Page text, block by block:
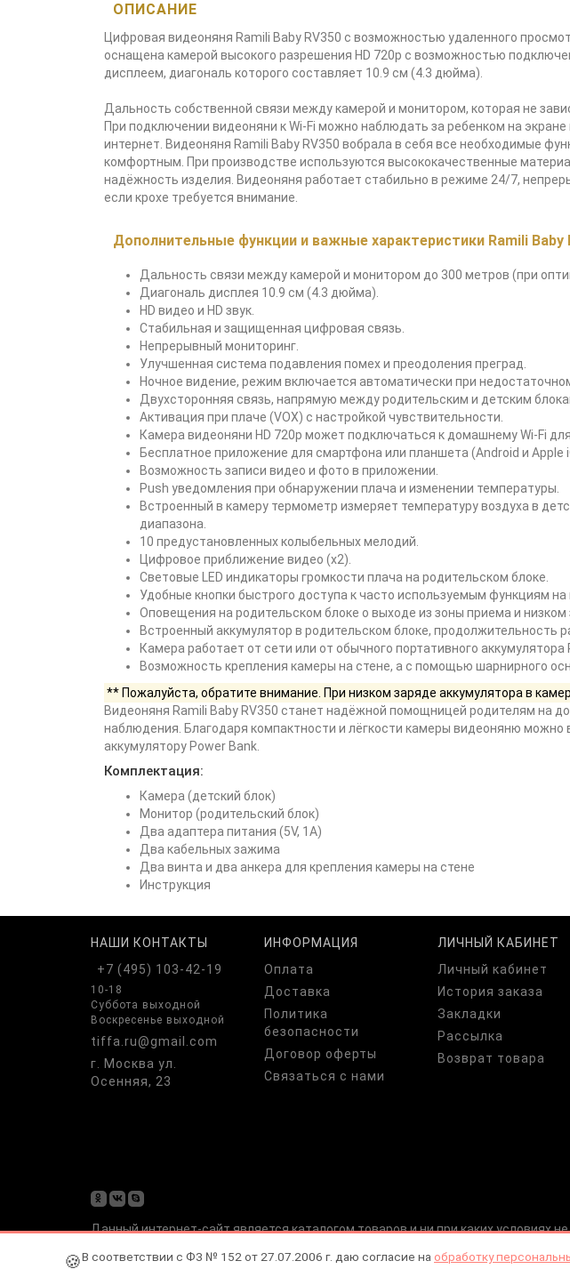
ОПИСАНИЕ
Цифровая видеоняня Ramili Baby RV350 с возможностью удаленного
оснащена камерой высокого разрешения HD 720p с возможностью
дисплеем, диагональ которого составляет 10.9 см (4.3 дюйма).
Дальность собственной связи между камерой и монитором, которая не
При подключении видеоняни к Wi-Fi можно наблюдать за ребенком на
интернет. Видеоняня Ramili Baby RV350 вобрала в себя все необходимые
комфортным. При производстве используются высококачественные
надёжность изделия. Видеоняня работает стабильно в режиме 24/7,
если крохе требуется внимание.
Дополнительные функции и важные характеристики Ramili Baby
Дальность связи между камерой и монитором до 300 метров (при
Диагональ дисплея 10.9 см (4.3 дюйма).
HD видео и HD звук.
Стабильная и защищенная цифровая связь.
Непрерывный мониторинг.
Улучшенная система подавления помех и преодоления преград.
Ночное видение, режим включается автоматически при
Двухсторонняя связь, напрямую между родительским и детским
Активация при плаче (VOX) с настройкой чувствительности.
Камера видеоняни HD 720р может подключаться к домашнему Wi-Fi
Бесплатное приложение для смартфона или планшета (Android и Apple
Возможность записи видео и фото в приложении.
Push уведомления при обнаружении плача и изменении температуры.
Встроенный в камеру термометр измеряет температуру воздуха в
диапазона.
10 предустановленных колыбельных мелодий.
Цифровое приближение видео (x2).
Световые LED индикаторы громкости плача на родительском блоке.
Удобные кнопки быстрого доступа к часто используемым функциям на
Оповещения на родительском блоке о выходе из зоны приема и низком
Встроенный аккумулятор в родительском блоке, продолжительность
Камера работает от сети или от обычного портативного аккумулятора
Возможность крепления камеры на стене, а с помощью шарнирного
** Пожалуйста, обратите внимание. При низком заряде аккумулятора в
Видеоняня Ramili Baby RV350 станет надёжной помощницей родителям на
наблюдения. Благодаря компактности и лёгкости камеры видеоняню можно
аккумулятору Power Bank.
Комплектация:
Камера (детский блок)
Монитор (родительский блок)
Два адаптера питания (5V, 1A)
Два кабельных зажима
Два винта и два анкера для крепления камеры на стене
Инструкция
НАШИ КОНТАКТЫ
+7 (495) 103-42-19
10-18
Суббота выходной
Воскресенье выходной
tiffa.ru@gmail.com
г. Москва ул.
Осенняя, 23
ИНФОРМАЦИЯ
Оплата
Доставка
Политика
безопасности
Договор оферты
Связаться с нами
ЛИЧНЫЙ КАБИНЕТ
Личный кабинет
История заказа
Закладки
Рассылка
Возврат товара
odnoklassniki
vk skype
Данный интернет-сайт является каталогом товаров и ни при каких
получения подробной информации о наличии и стоимости указанных
🍪В соответствии с ФЗ № 152 от 27.07.2006 г. даю согласие на обработку